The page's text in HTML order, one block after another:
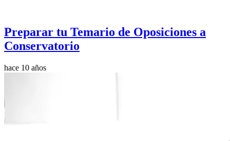
Preparar tu Temario de Oposiciones a
Conservatorio
hace 10 años